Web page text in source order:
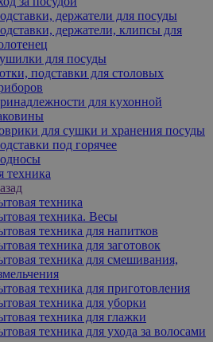
держатели для посуды
держатели, клипсы для
для посуды
подставки для столовых
для кухонной
для сушки и хранения посуды
под горячее
техника
техника
техника. Весы
техника для напитков
техника для заготовок
техника для смешивания,
техника для приготовления
техника для уборки
техника для глажки
техника для ухода за волосами